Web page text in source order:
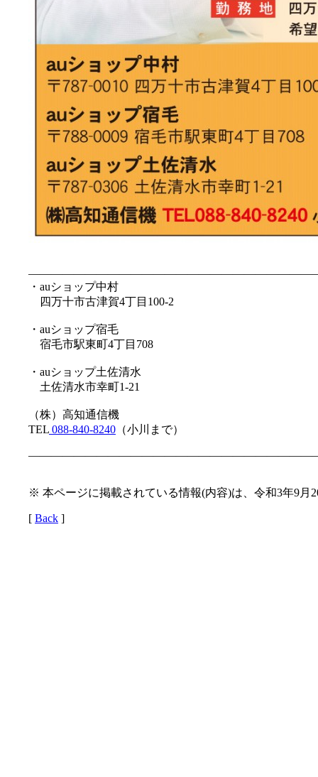
・auショップ中村
四万十市古津賀4丁目100-2
・auショップ宿毛
宿毛市駅東町4丁目708
・auショップ土佐清水
土佐清水市幸町1-21
（株）高知通信機
TEL 088-840-8240 （小川まで）
※ 本ページに掲載されている情報(内容)は、令和3年9月
[ Back ]